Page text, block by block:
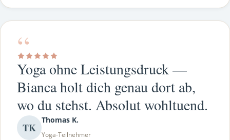
“
Yoga ohne Leistungsdruck —
Bianca holt dich genau dort ab,
wo du stehst. Absolut wohltuend.
TK
Thomas K.
Yoga-Teilnehmer